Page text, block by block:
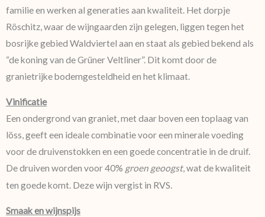
familie en werken al generaties aan kwaliteit. Het dorpje
Röschitz, waar de wijngaarden zijn gelegen, liggen tegen het
bosrijke gebied Waldviertel aan en staat als gebied bekend als
“de koning van de Grüner Veltliner”. Dit komt door de
granietrijke bodemgesteldheid en het klimaat.
Vinificatie
Een ondergrond van graniet, met daar boven een toplaag van
löss, geeft een ideale combinatie voor een minerale voeding
voor de druivenstokken en een goede concentratie in de druif.
De druiven worden voor 40% groen geoogst, wat de kwaliteit
ten goede komt. Deze wijn vergist in RVS.
Smaak en wijnspijs